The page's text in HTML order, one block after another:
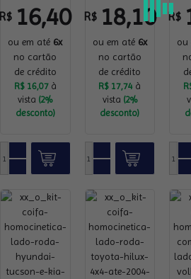
16,40
ou em até 6x
no cartão
de crédito
R$ 16,07à
vista (2%
desconto)
R$ 18,10
ou em até 6x
no cartão
de crédito
R$ 17,74 à
vista (2%
desconto)
R$
ou